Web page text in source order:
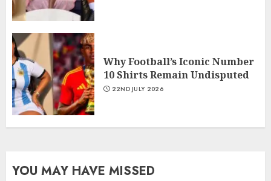
Why Football’s Iconic Number
10 Shirts Remain Undisputed
22ND JULY 2026
YOU MAY HAVE MISSED